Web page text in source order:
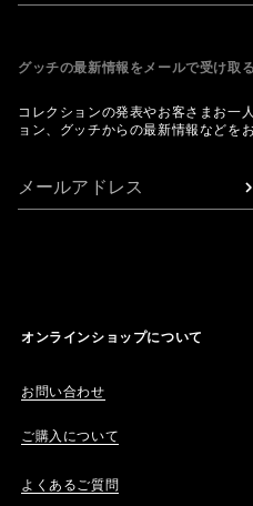
グッチの最新情報をメールで受け取
コレクションの発表やお客さまお一
ョン、グッチからの最新情報などを
メールアドレス
オンラインショップについて
お問い合わせ
ご購入について
よくあるご質問